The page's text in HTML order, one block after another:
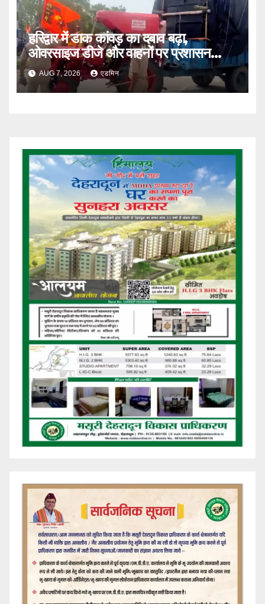
हरिद्वार में डाक कांवड़ का दबाव बढ़ा,
ओवरसाइज डीजे और वाहनों पर प्रशासन
सख्तAUG 7, 2026 एडमिन